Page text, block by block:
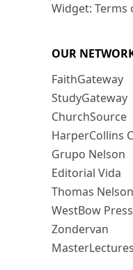
Widget: Terms
OUR
FaithGateway
StudyGateway
ChurchSource
HarperCollins
Grupo Nelson
Editorial Vida
Thomas Nelson
WestBow Press
Zondervan
MasterLectures